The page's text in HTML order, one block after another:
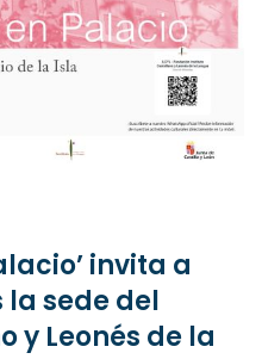
invita a
la sede del
Leonés de la